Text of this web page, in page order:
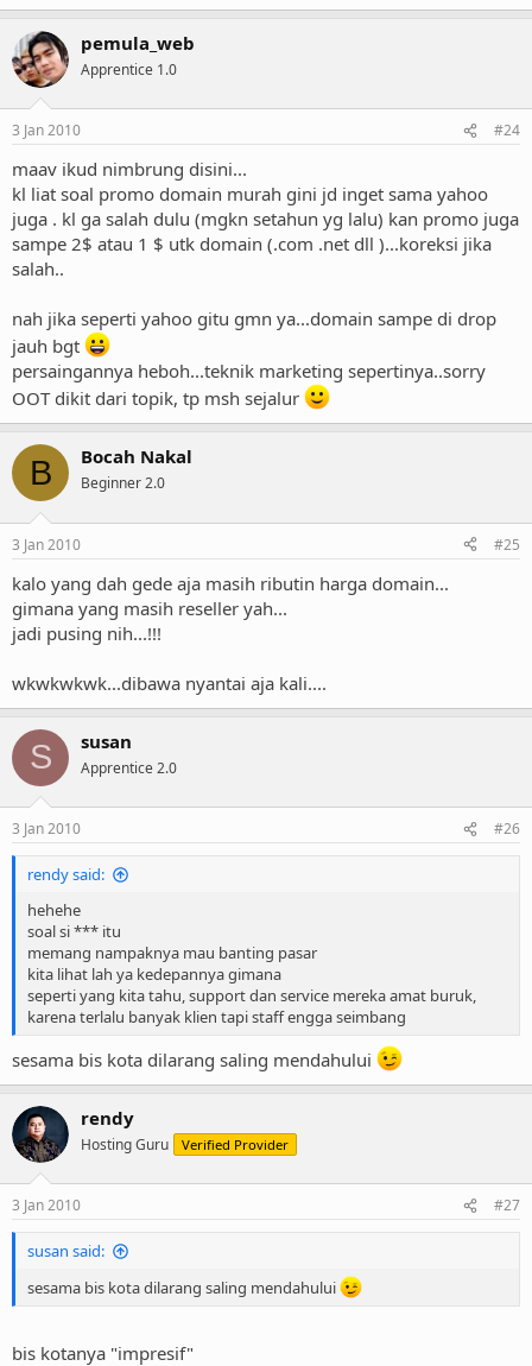
pemula_web
Apprentice 1.0
3 Jan 2010 #24
maav ikud nimbrung disini...
kl liat soal promo domain murah gini jd inget sama yahoo
juga . kl ga salah dulu (mgkn setahun yg lalu) kan promo juga
sampe 2$ atau 1 $ utk domain (.com .net dll )...koreksi jika
salah..
nah jika seperti yahoo gitu gmn ya...domain sampe di drop
jauh bgt
persaingannya heboh...teknik marketing sepertinya..sorry
OOT dikit dari topik, tp msh sejalur
B Bocah Nakal
Beginner 2.0
3 Jan 2010 #25
kalo yang dah gede aja masih ributin harga domain...
gimana yang masih reseller yah...
jadi pusing nih...!!!
wkwkwkwk...dibawa nyantai aja kali....
S susan
Apprentice 2.0
3 Jan 2010 #26
rendy said:
hehehe
soal si *** itu
memang nampaknya mau banting pasar
kita lihat lah ya kedepannya gimana
seperti yang kita tahu, support dan service mereka amat buruk,
karena terlalu banyak klien tapi staff engga seimbang
sesama bis kota dilarang saling mendahului
rendy
Hosting Guru Verified Provider
3 Jan 2010 #27
susan said:
sesama bis kota dilarang saling mendahului
bis kotanya "impresif"